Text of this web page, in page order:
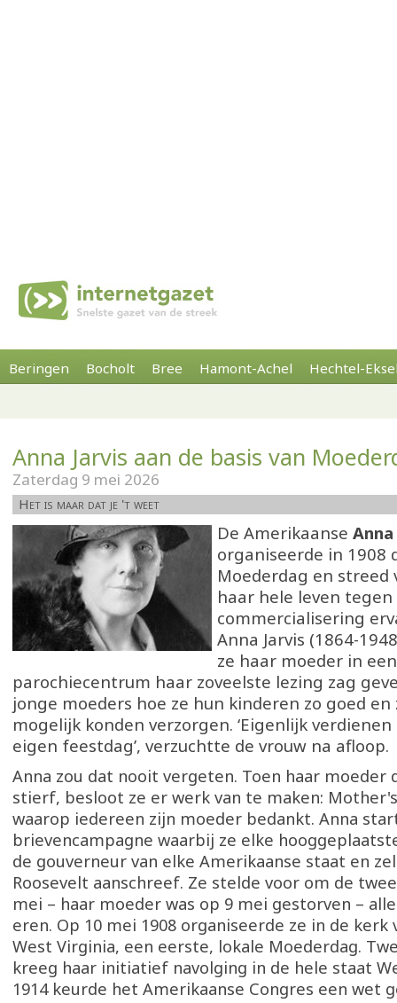
Beringen Bocholt Bree Hamont-Achel Hechtel-
Anna Jarvis aan de basis van
Zaterdag 9 mei 2026
Het is maar dat je 't weet
De Amerikaanse
organiseerde in 1908
Moederdag en streed
haar hele leven tegen
commercialisering
Anna Jarvis (1864-
ze haar moeder in een
parochiecentrum haar zoveelste lezing zag
jonge moeders hoe ze hun kinderen zo goed en
mogelijk konden verzorgen. ‘Eigenlijk
eigen feestdag’, verzuchtte de vrouw na afloop.
Anna zou dat nooit vergeten. Toen haar
stierf, besloot ze er werk van te maken:
waarop iedereen zijn moeder bedankt. Anna
brievencampagne waarbij ze elke
de gouverneur van elke Amerikaanse staat en
Roosevelt aanschreef. Ze stelde voor om de
mei – haar moeder was op 9 mei gestorven –
eren. Op 10 mei 1908 organiseerde ze in de kerk
West Virginia, een eerste, lokale Moederdag.
kreeg haar initiatief navolging in de hele staat
1914 keurde het Amerikaanse Congres een wet